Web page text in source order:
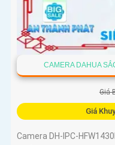
CAMERA DAHUA
Giá
Giá
Camera DH-IPC-